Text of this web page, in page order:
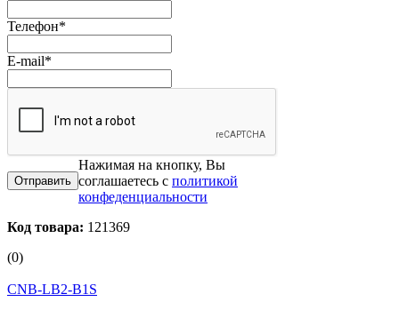
Телефон*
E-mail*
Нажимая на кнопку, Вы
соглашаетесь с политикой
конфеденциальности
Код товара: 121369
(0)
CNB-LB2-B1S